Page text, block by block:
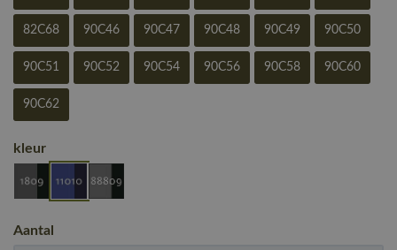
82C68 90C46 90C47 90C48 90C49 90C50
90C51 90C52 90C54 90C56 90C58 90C60
90C62
kleur
Aantal